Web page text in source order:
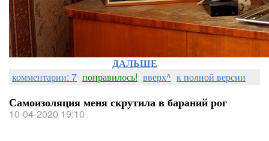
ДАЛЬШЕ
комментарии: 7 понравилось! вверх^ к полной версии
Самоизоляция меня скрутила в бараний рог
10-04-2020 19:10